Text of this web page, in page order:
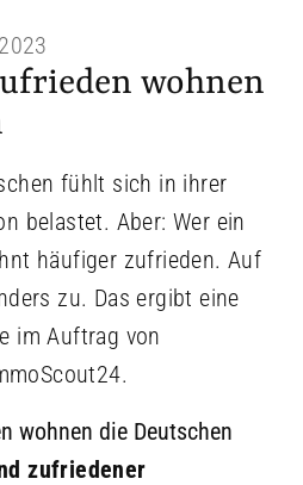
wohnen
fühlt sich in ihrer
belastet. Aber: Wer ein
häufiger zufrieden. Auf
zu. Das ergibt eine
im Auftrag von
zufriedener